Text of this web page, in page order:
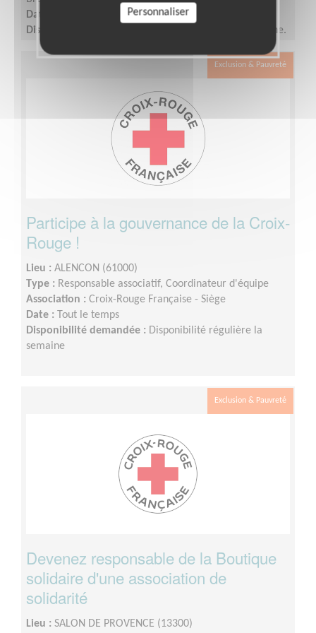
Date :
Disponibilité demandée :
2 demi-journées par semaine.
Exclusion & Pauvreté
Participe à la gouvernance de la Croix-
Rouge !
Lieu : ALENCON (61000)
Type : Responsable associatif, Coordinateur d'équipe
Association : Croix-Rouge Française - Siège
Date : Tout le temps
Disponibilité demandée : Disponibilité régulière la
semaine
Exclusion & Pauvreté
Devenez responsable de la Boutique
solidaire d'une association de
solidarité
Lieu : SALON DE PROVENCE (13300)
Personnaliser